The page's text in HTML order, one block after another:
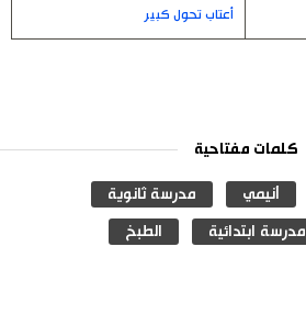
أعتاب تحول كبير
كلمات مفتاحية
أنيمي مدرسة ثانوية
مدرسة ابتدائية الطبخ